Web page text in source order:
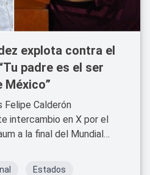
explota contra el
padre es el ser
México”
Felipe Calderón
intercambio en X por el
a la final del Mundial
Estados